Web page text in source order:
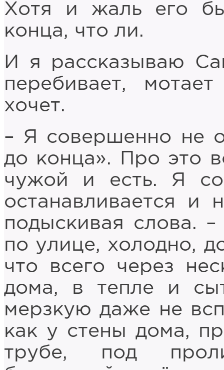
Хотя и жаль его
конца, что ли.
И я рассказываю
перебивает,
хочет.
– Я совершенно не
до конца». Про это
чужой и есть. Я
останавливается и
подыскивая слова.
по улице, холодно,
что всего через
дома, в тепле и
мерзкую даже не
как у стены дома,
трубе, под